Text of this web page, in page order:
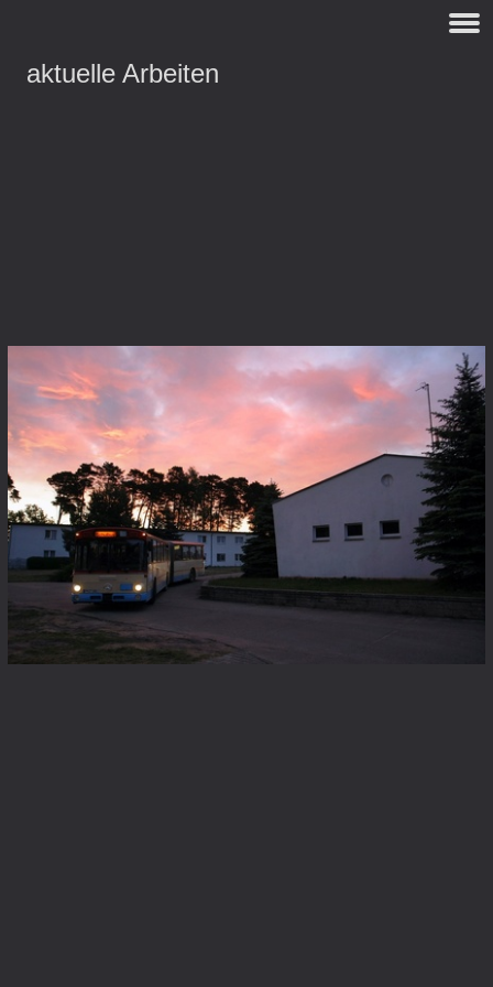
aktuelle Arbeiten